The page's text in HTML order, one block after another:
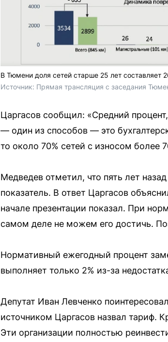
В Тюмени доля сетей старше 25 лет составляет
Источник: Прямая трансляция с заседания
Царгасов сообщил: «Средний
— один из способов — это
то около 70% сетей с износом более
Медведев отметил, что пять лет
показатель. В ответ Царгасов
начале презентации показал. При
самом деле не можем его достичь.
Нормативный ежегодный процент
выполняет только 2% из-за
Депутат Иван Левченко
источником Царгасов назвал тариф.
Эти организации полностью